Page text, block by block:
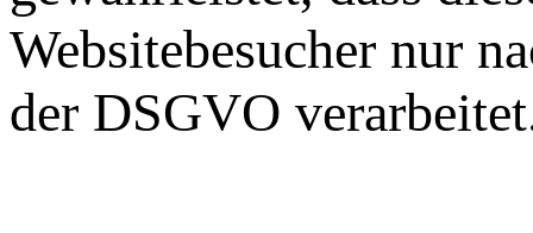
Websitebesucher nur
der DSGVO